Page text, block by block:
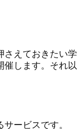
さえておきたい学
催します。それ以
ービスです。